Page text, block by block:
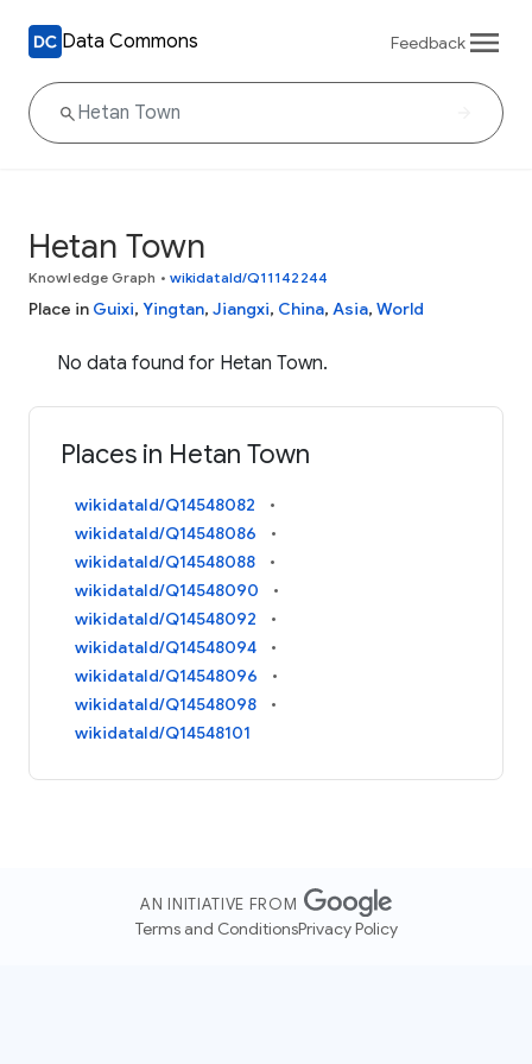
Data Commons Feedback
Hetan Town
Knowledge Graph • wikidataId/Q11142244
Place in Guixi, Yingtan, Jiangxi, China, Asia, World
No data found for Hetan Town.
Places in Hetan Town
wikidataId/Q14548082
wikidataId/Q14548086
wikidataId/Q14548088
wikidataId/Q14548090
wikidataId/Q14548092
wikidataId/Q14548094
wikidataId/Q14548096
wikidataId/Q14548098
wikidataId/Q14548101
AN INITIATIVE FROM
Terms and ConditionsPrivacy Policy